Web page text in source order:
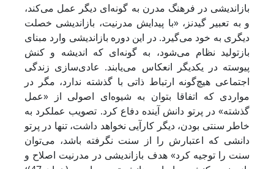
بازاندیشی در فرهنگ مدرن به گونه‌ای دیگر عمل می‌کند،
و به تعبیر گیدنز، «با پیدایش مدرنیت، بازاندیشی خصلت
دیگری به خود می‌گیرد. در این دوره بازاندیشی وارد مبنای
بازتولید نظام می‌شود، به گونه‌ای که اندیشه و کنش
پیوسته در یکدیگر انعکاس می‌یابند. عادی‌سازی زندگی
اجتماعی هیچ‌گونه ارتباط ذاتی با گذشته ندارد، مگر در
مواردی که اتفاقا بتوان به شیوه‌ای اصولی از «عمل
گذشته» در پرتو دانش آینده دفاع کرد. تصویب عملکرد به
خاطر سنتی بودن، دیگر کارآیی نخواهد داشت، تنها در پرتو
دانشی که اعتبارش را از سنت نگرفته باشد، می‌توان
سنت را توجیه کرد» هدف بازاندیشی در مدرنیت اصلاح و